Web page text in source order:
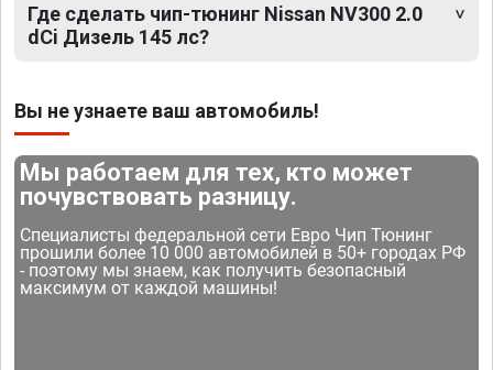
Где сделать чип-тюнинг Nissan NV300 2.0
dCi Дизель 145 лс?
Вы не узнаете ваш автомобиль!
Мы работаем для тех, кто может
почувствовать разницу.
Специалисты федеральной сети Евро Чип Тюнинг
прошили более 10 000 автомобилей в 50+ городах РФ
- поэтому мы знаем, как получить безопасный
максимум от каждой машины!